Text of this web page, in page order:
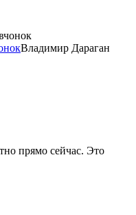
Владимир Дараган
прямо сейчас. Это